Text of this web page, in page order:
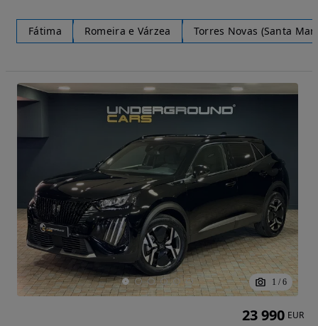
Fátima Romeira e Várzea Torres Novas (Santa
1 / 6
23 990 EUR